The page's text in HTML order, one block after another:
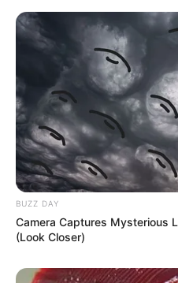
BUZZ DAY
Camera Captures Mysterious
(Look Closer)